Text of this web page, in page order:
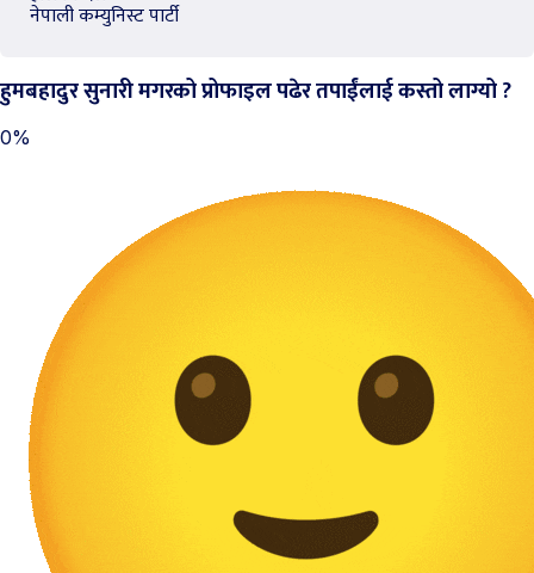
नेपाली कम्युनिस्ट पार्टी
हुमबहादुर सुनारी मगरको प्रोफाइल पढेर तपाईंलाई कस्तो लाग्यो ?
0%